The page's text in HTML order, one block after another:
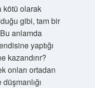
kötü olarak
gibi, tam bir
anlamda
yaptığı
kazandırır?
onları ortadan